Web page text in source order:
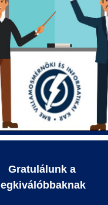
Gratulálunk a
legkiválóbbaknak